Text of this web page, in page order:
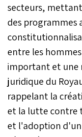
secteurs,
des programmes
entre les
important et une
juridique du
rappelant la
et la lutte contre
et l'adoption